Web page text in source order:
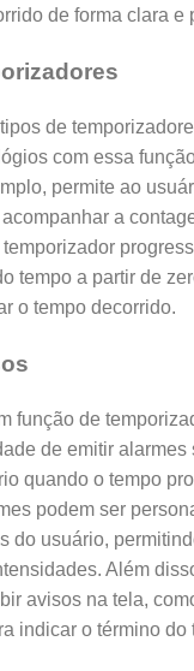
de forma clara e
de
com essa
permite ao
a
tempo a partir de
o tempo decorrido.
função de
de emitir
quando o tempo
podem ser
do usuário,
Além
avisos na tela,
indicar o término do